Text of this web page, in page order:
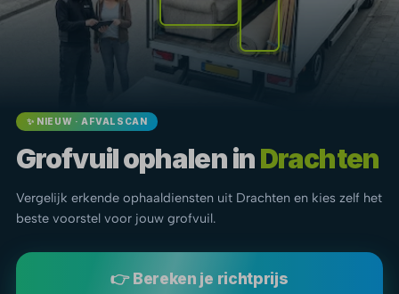
✨ NIEUW · AFVALSCAN
Grofvuil ophalen inDrachten
Vergelijk erkende ophaaldiensten uit Drachten en kies zelf het
beste voorstel voor jouw grofvuil.
👉 Bereken je richtprijs